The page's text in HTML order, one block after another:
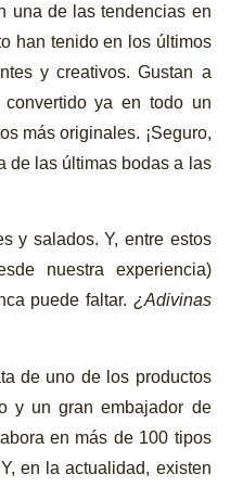
una de las tendencias en
han tenido en los últimos
y creativos. Gustan a
ya en todo un
más originales. ¡Seguro,
de las últimas bodas a las
y salados. Y, entre estos
nuestra experiencia)
puede faltar. ¿Adivinas
de uno de los productos
y un gran embajador de
en más de 100 tipos
en la actualidad, existen